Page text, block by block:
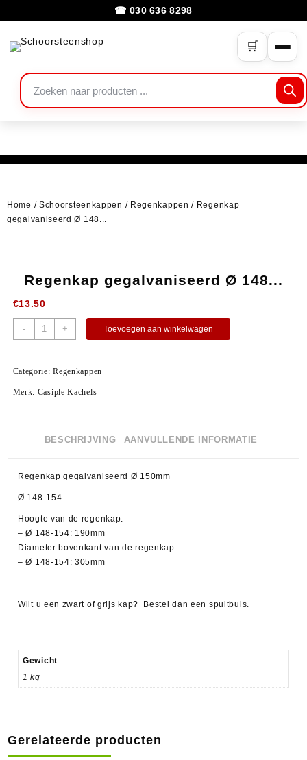
☎ 030 636 8298
🛒
Home / Schoorsteenkappen / Regenkappen / Regenkap
gegalvaniseerd Ø 148...
Regenkap gegalvaniseerd Ø 148...
€13.50
- + Toevoegen aan winkelwagen
Categorie:Regenkappen
Merk: Casiple Kachels
BESCHRIJVING AANVULLENDE INFORMATIE
Regenkap gegalvaniseerd Ø 150mm
Ø 148-154
Hoogte van de regenkap:
– Ø 148-154: 190mm
Diameter bovenkant van de regenkap:
– Ø 148-154: 305mm
Wilt u een zwart of grijs kap? Bestel dan een spuitbuis.
Gewicht
1 kg
Gerelateerde producten